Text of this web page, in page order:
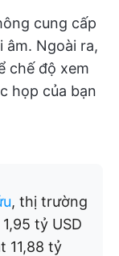
cung cấp
âm. Ngoài ra,
chế độ xem
họp của bạn
, thị trường
tỷ USD
11,88 tỷ